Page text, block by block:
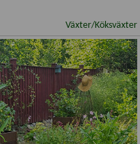
Växter/Köksväxter